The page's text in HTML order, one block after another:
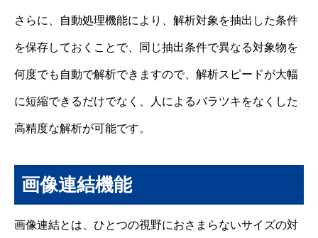
さらに、自動処理機能により、解析対象を抽出した条件
を保存しておくことで、同じ抽出条件で異なる対象物を
何度でも自動で解析できますので、解析スピードが大幅
に短縮できるだけでなく、人によるバラツキをなくした
高精度な解析が可能です。
画像連結機能
画像連結とは、ひとつの視野におさまらないサイズの対